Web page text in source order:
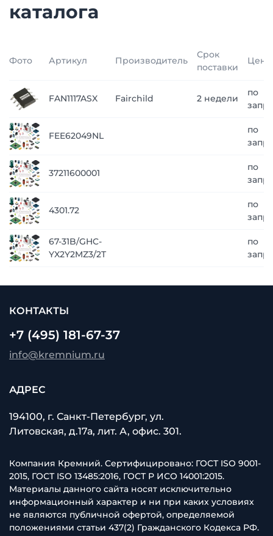
каталога
Фото Артикул Производитель
Срок
поставки
Цена
FAN1117ASX Fairchild 2 недели
по
FEE62049NL
по
37211600001
по
4301.72
по
67-31B/GHC-
YX2Y2MZ3/2T
по
КОНТАКТЫ
+7 (495) 181-67-37
info@kremnium.ru
АДРЕС
194100, г. Санкт-Петербург, ул.
Литовская, д.17а, лит. А, офис. 301.
Компания Кремний. Сертифицировано: ГОСТ ISO 9001-
2015, ГОСТ ISO 13485:2016, ГОСТ Р ИСО 14001:2015.
Материалы данного сайта носят исключительно
информационный характер и ни при каких условиях
не являются публичной офертой, определяемой
положениями статьи 437(2) Гражданского Кодекса РФ.